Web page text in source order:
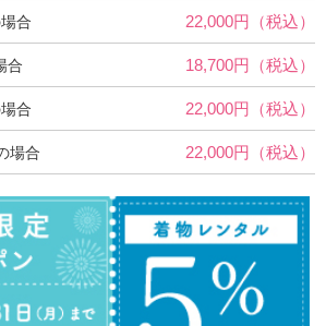
合 22,000円（税込）
合 18,700円（税込）
合 22,000円（税込）
場合 22,000円（税込）